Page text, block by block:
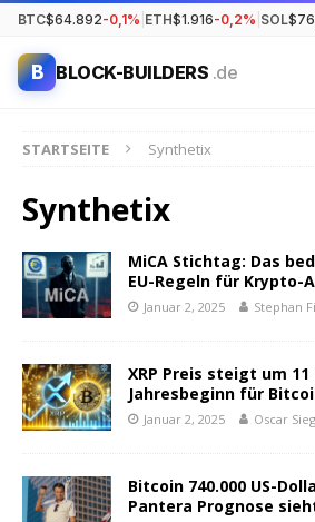
BTC$64.892-0,1% ETH$1.916-0,2% SOL
B BLOCK-BUILDERS .de
STARTSEITE Synthetix
Synthetix
MiCA Stichtag: Das
EU-Regeln für Krypto-
Januar 2, 2025 Stephan
XRP Preis steigt um
Jahresbeginn für
Januar 2, 2025 Oscar
Bitcoin 740.000 US-
Pantera Prognose